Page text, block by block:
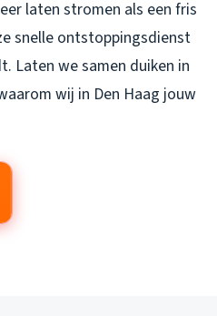
laten stromen als een fris
snelle ontstoppingsdienst
Laten we samen duiken in
wij in Den Haag jouw